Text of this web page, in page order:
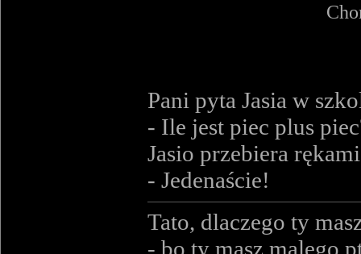
Pani pyta Jasia w
- Ile jest piec plus
Jasio przebiera
- Jedenaście!
Tato, dlaczego ty
- bo ty masz malego